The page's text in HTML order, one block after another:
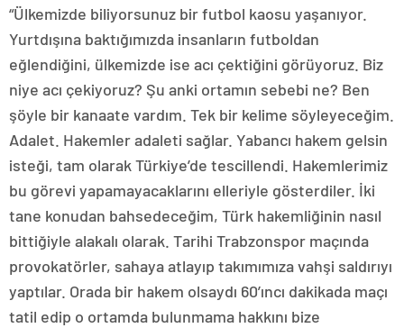
“Ülkemizde biliyorsunuz bir futbol kaosu yaşanıyor.
Yurtdışına baktığımızda insanların futboldan
eğlendiğini, ülkemizde ise acı çektiğini görüyoruz. Biz
niye acı çekiyoruz? Şu anki ortamın sebebi ne? Ben
şöyle bir kanaate vardım. Tek bir kelime söyleyeceğim.
Adalet. Hakemler adaleti sağlar. Yabancı hakem gelsin
isteği, tam olarak Türkiye’de tescillendi. Hakemlerimiz
bu görevi yapamayacaklarını elleriyle gösterdiler. İki
tane konudan bahsedeceğim, Türk hakemliğinin nasıl
bittiğiyle alakalı olarak. Tarihi Trabzonspor maçında
provokatörler, sahaya atlayıp takımımıza vahşi saldırıyı
yaptılar. Orada bir hakem olsaydı 60’ıncı dakikada maçı
tatil edip o ortamda bulunmama hakkını bize